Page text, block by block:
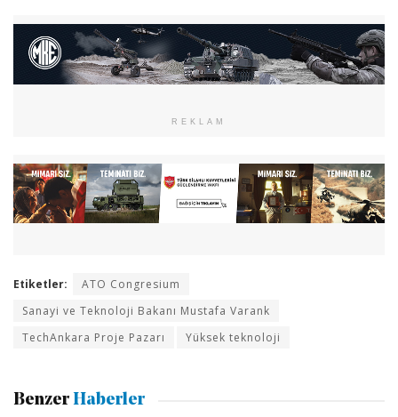
REKLAM
Etiketler:
ATO Congresium
Sanayi ve Teknoloji Bakanı Mustafa Varank
TechAnkara Proje Pazarı
Yüksek teknoloji
Benzer Haberler